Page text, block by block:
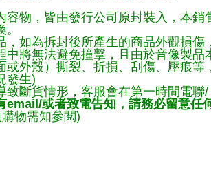
物，皆由發行公司原封裝入，本
，如為拆封後所產生的商品外觀損傷
中將無法避免撞擊，且由於音像製
外殼）撕裂、折損、刮傷、壓痕
發生)
致斷貨情形，客服會在第一時間電聯/
或者致電告知，請務必留意任
物需知參閱)